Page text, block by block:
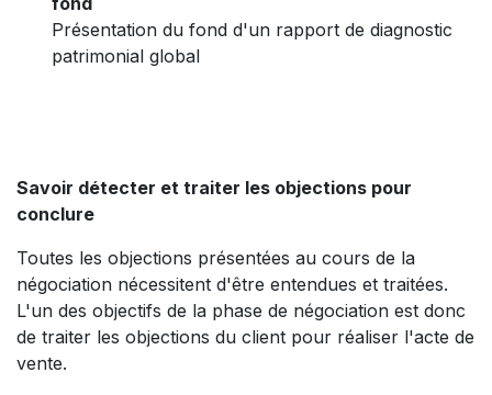
Présentation du fond d'un rapport de diagnostic
patrimonial global
Savoir détecter et traiter les objections pour
conclure
Toutes les objections présentées au cours de la
négociation nécessitent d'être entendues et traitées.
L'un des objectifs de la phase de négociation est donc
de traiter les objections du client pour réaliser l'acte de
vente.